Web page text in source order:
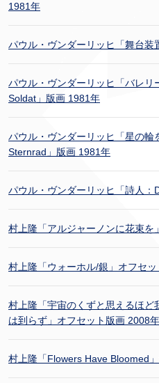
1981年
パウル・ヴンダーリッヒ「舞台
パウル・ヴンダーリッヒ「バレリ
Soldat」版画 1981年
パウル・ヴンダーリッヒ「星の
Sternrad」版画 1981年
パウル・ヴンダーリッヒ「詩人：
村上隆「アルジャーノンに花束を
村上隆「ウォーホル/銀」オフセ
村上隆「宇宙のくずと思えるほど
は到らず」オフセット版画 2008年
村上隆「Flowers Have Bloomed